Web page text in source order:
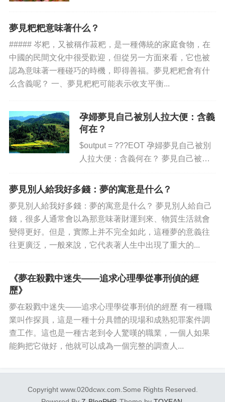
巨蟒，這對于一個孕婦夢見巨蟒時，其
意義又是什么呢？ 傳統上，孕...
夢見粑粑意味著什么？
##### 岑粑，又被稱作菽粑，是一種傳統的家庭食物，在
中國的民間文化中很受歡迎，但從另一方面來看，它也被
認為意味著一種碰巧的時機，即得善福。夢見粑粑會有什
么含義呢？ 一、夢見粑粑可能表示收支平衡...
孕婦夢見自己被別人拉大便：含義
何在？
$output = ???EOT 孕婦夢見自己被別
人拉大便：含義何在？ 夢見自己被別
智，受一點苦就更了解珍惜”，意味著
自己擁有的美好。...
夢見別人給我好多錢：夢的寓意是什么？
夢見別人給我好多錢：夢的寓意是什么？ 夢見別人給自己
錢，很多人通常會以為那意味著財運到來、物質生活就會
變得更好。但是，實際上并不完全如此，這種夢的意義往
往更廣泛，一般來說，它代表著人生中出現了重大的...
《夢在殺戮中迷失——追求心理學從事刑偵的經
歷》
夢在殺戮中迷失——追求心理學從事刑偵的經歷 有一種職
業叫作探員，這是一種十分具體的現場和成熟犯罪案件調
查工作。這也是一種古老到令人驚嘆的職業，一個人如果
能夠把它做好，他就可以成為一個完整的調查人...
Copyright www.020dcwx.com.Some Rights Reserved.